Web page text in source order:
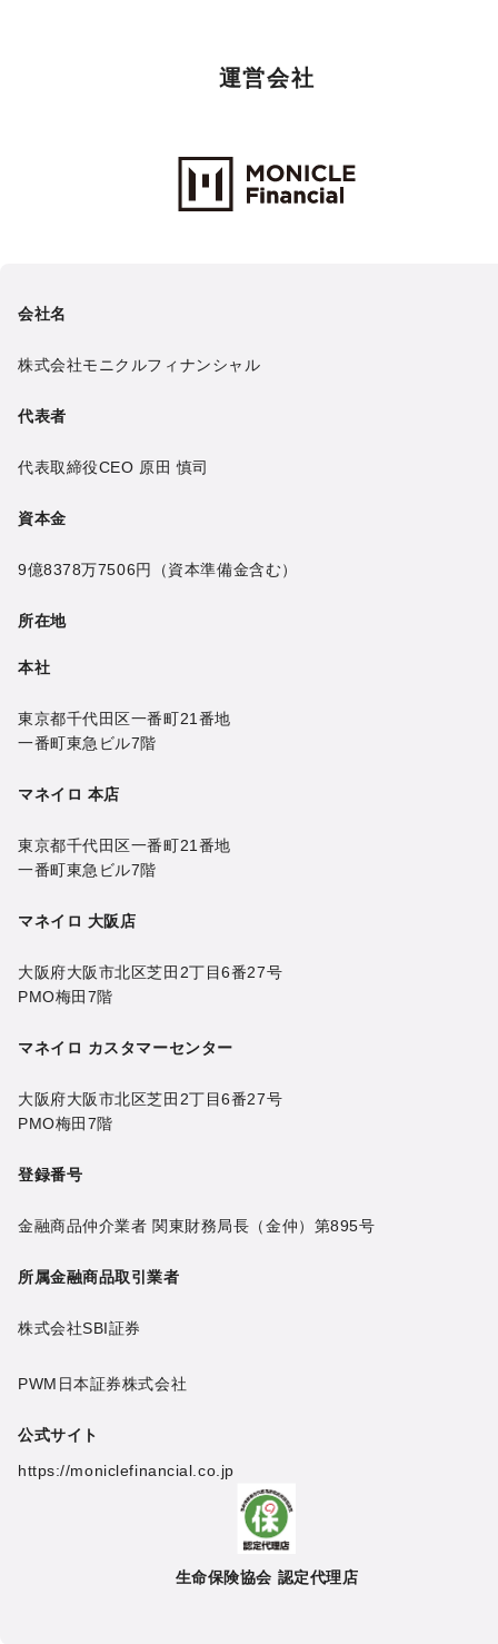
運営会社
Monicle Financial Inc.
会社名
株式会社モニクルフィナンシャル
代表者
代表取締役CEO 原田 慎司
資本金
9億8378万7506円 （資本準備金含む）
所在地
本社
東京都千代田区一番町21番地
一番町東急ビル7階
マネイロ 本店
東京都千代田区一番町21番地
一番町東急ビル7階
マネイロ 大阪店
大阪府大阪市北区芝田2丁目6番27号
PMO梅田7階
マネイロ カスタマーセンター
大阪府大阪市北区芝田2丁目6番27号
PMO梅田7階
登録番号
金融商品仲介業者 関東財務局長（金仲）第895号
所属金融商品取引業者
株式会社SBI証券
PWM日本証券株式会社
公式サイト
https://moniclefinancial.co.jp
生命保険協会 認定代理店